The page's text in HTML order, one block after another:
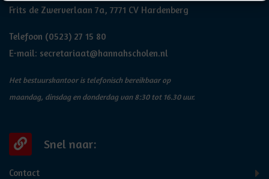
Frits de Zwerverlaan 7a, 7771 CV Hardenberg
Telefoon (0523) 27 15 80
E-mail: secretariaat@hannahscholen.nl
Het bestuurskantoor is telefonisch bereikbaar op
maandag, dinsdag en donderdag van 8:30 tot 16.30 uur.
Snel naar:
Contact